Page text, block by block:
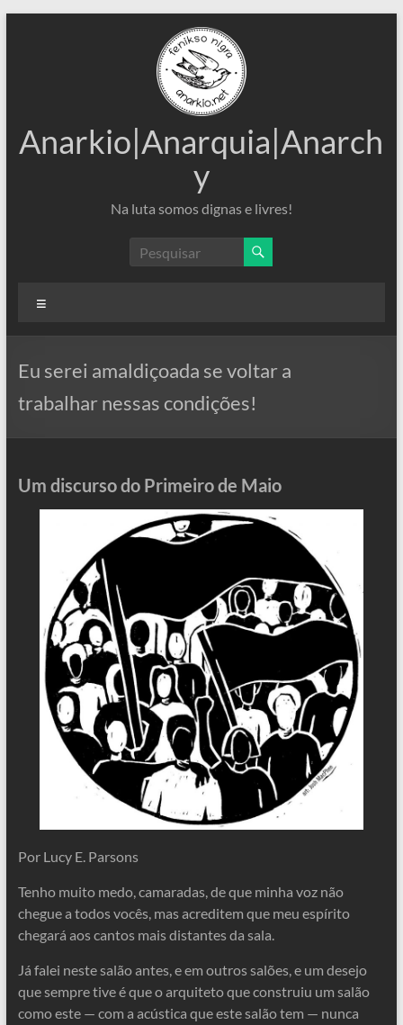
Anarkio|Anarquia|Anarch
y
Na luta somos dignas e livres!
Eu serei amaldiçoada se voltar a
trabalhar nessas condições!
Um discurso do Primeiro de Maio
Por Lucy E. Parsons
Tenho muito medo, camaradas, de que minha voz não
chegue a todos vocês, mas acreditem que meu espírito
chegará aos cantos mais distantes da sala.
Já falei neste salão antes, e em outros salões, e um desejo
que sempre tive é que o arquiteto que construiu um salão
como este — com a acústica que este salão tem — nunca